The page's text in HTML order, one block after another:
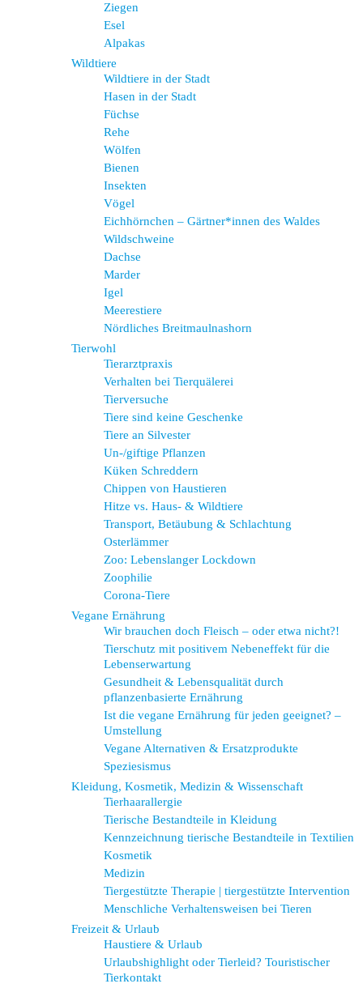
Ziegen
Esel
Alpakas
Wildtiere
Wildtiere in der Stadt
Hasen in der Stadt
Füchse
Rehe
Wölfen
Bienen
Insekten
Vögel
Eichhörnchen – Gärtner*innen des Waldes
Wildschweine
Dachse
Marder
Igel
Meerestiere
Nördliches Breitmaulnashorn
Tierwohl
Tierarztpraxis
Verhalten bei Tierquälerei
Tierversuche
Tiere sind keine Geschenke
Tiere an Silvester
Un-/giftige Pflanzen
Küken Schreddern
Chippen von Haustieren
Hitze vs. Haus- & Wildtiere
Transport, Betäubung & Schlachtung
Osterlämmer
Zoo: Lebenslanger Lockdown
Zoophilie
Corona-Tiere
Vegane Ernährung
Wir brauchen doch Fleisch – oder etwa nicht?!
Tierschutz mit positivem Nebeneffekt für die
Lebenserwartung
Gesundheit & Lebensqualität durch
pflanzenbasierte Ernährung
Ist die vegane Ernährung für jeden geeignet? –
Umstellung
Vegane Alternativen & Ersatzprodukte
Speziesismus
Kleidung, Kosmetik, Medizin & Wissenschaft
Tierhaarallergie
Tierische Bestandteile in Kleidung
Kennzeichnung tierische Bestandteile in Textilien
Kosmetik
Medizin
Tiergestützte Therapie | tiergestützte Intervention
Menschliche Verhaltensweisen bei Tieren
Freizeit & Urlaub
Haustiere & Urlaub
Urlaubshighlight oder Tierleid? Touristischer
Tierkontakt